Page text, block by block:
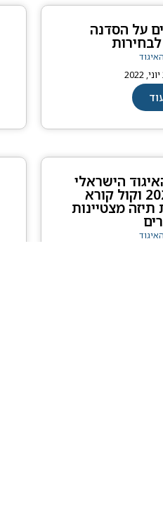
פרטים על הסדנה
הישראלי
לסטטיסטיקה 2022 וקול קורא
מצטיינות